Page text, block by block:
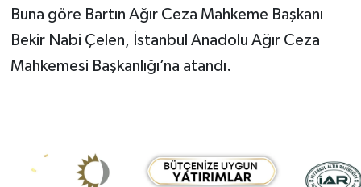
Buna göre Bartın Ağır Ceza Mahkeme Başkanı
Bekir Nabi Çelen, İstanbul Anadolu Ağır Ceza
Mahkemesi Başkanlığı’na atandı.